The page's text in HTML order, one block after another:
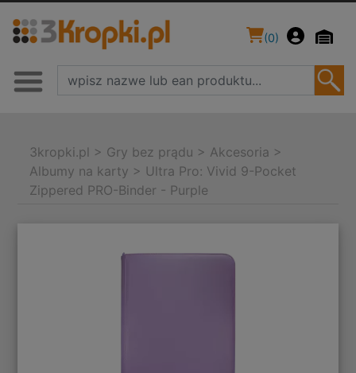
(0)
3kropki.pl > Gry bez prądu > Akcesoria >
Albumy na karty > Ultra Pro: Vivid 9-Pocket
Zippered PRO-Binder - Purple